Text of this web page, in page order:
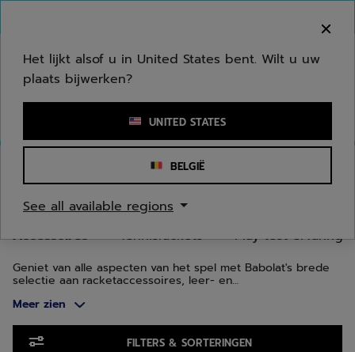
Een zoekwoord of een artikelnummer invoeren
Accessoires
TENNISACCESSOIRES
Tennisrackets Play test ervaring
Accessoires
Geniet van alle aspecten van het spel met Babolat's brede
selectie aan racketaccessoires, leer- en
gezondheid- en fitnessuitrusting en tennisbaanmateriaal.
Meer zien
FILTERS & SORTERINGEN
Het lijkt alsof u in United States bent. Wilt u uw
plaats bijwerken?
UNITED STATES
BELGIË
See all available regions